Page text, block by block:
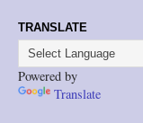
TRANSLATE
Powered by
Translate